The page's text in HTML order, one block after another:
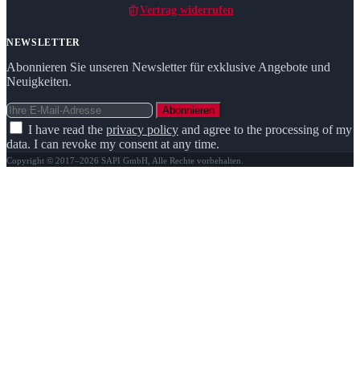
Vertrag widerrufen
NEWSLETTER
Abonnieren Sie unseren Newsletter für exklusive Angebote und
Neuigkeiten.
Abonnieren
I have read the privacy policy and agree to the processing of my
data. I can revoke my consent at any time.
Copyright © 2017–2026 SAPI GmbH, Alle Rechte vorbehalten.